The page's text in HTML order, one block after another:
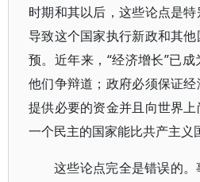
时期和其以后，这些论点是
导致这个国家执行新政和其
预。近年来，“经济增长”已成
他们争辩道；政府必须保证
提供必要的资金并且向世界上
一个民主的国家能比共产主义
这些论点完全是错误的